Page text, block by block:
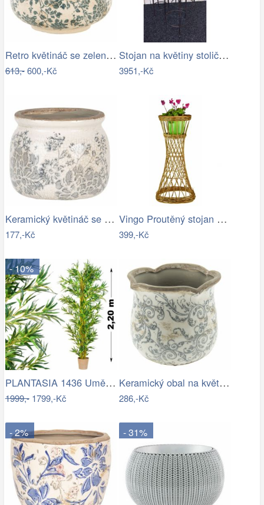
Retro květináč se zelenými květy Tien…
613,-600,-Kč
Stojan na květiny stolička - IS
3951,-Kč
Keramický květináč se šedými květy…
177,-Kč
Vingo Proutěný stojan na květiny…
399,-Kč
- 10%
PLANTASIA 1436 Umělá květina strom - …
1999,-1799,-Kč
Keramický obal na květináč s ornamenty …
286,-Kč
- 2% - 31%